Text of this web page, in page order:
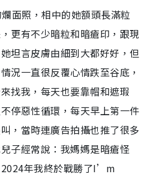
m
a
i
n
i
n
g
T
s
c
e
e
面照，相中的她額頭長滿粒
更有不少暗粒和暗瘡印，跟現
坦言皮膚由細到大都好好，但
況一直很反覆心情跌至谷底，
找我，每天也要靠帽和遮瑕
停惡性循環，每天早上第一件
，當時連廣告拍攝也推了很多
子經常說：我媽媽是暗瘡怪
2024年我終於戰勝了I’m